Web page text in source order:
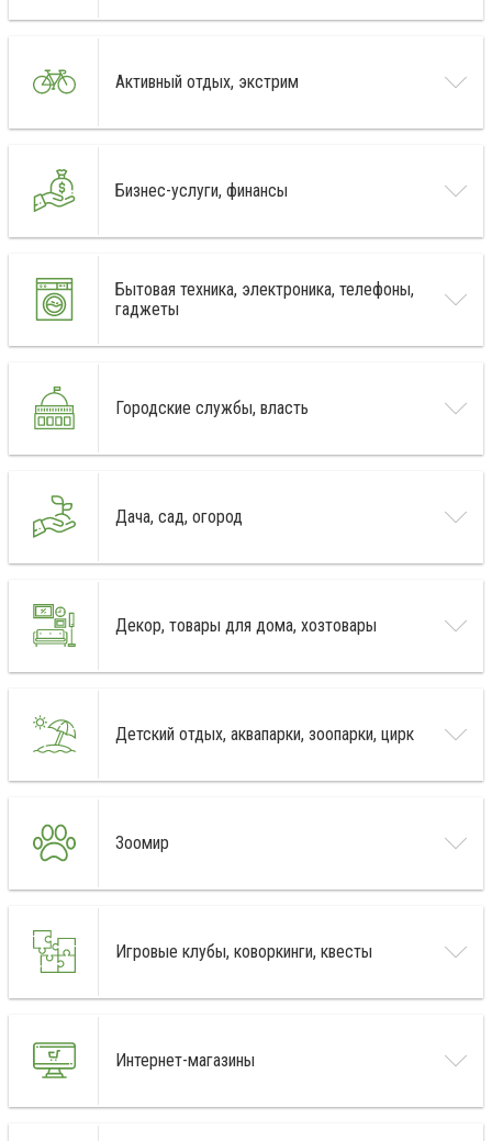
Активный отдых, экстрим
Бизнес-услуги, финансы
Бытовая техника, электроника, телефоны,
гаджеты
Городские службы, власть
Дача, сад, огород
Декор, товары для дома, хозтовары
Детский отдых, аквапарки, зоопарки, цирк
Зоомир
Игровые клубы, коворкинги, квесты
Интернет-магазины